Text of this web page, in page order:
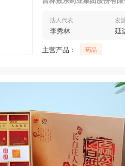
法人代表
李秀林
发
延
主营产品： 药品